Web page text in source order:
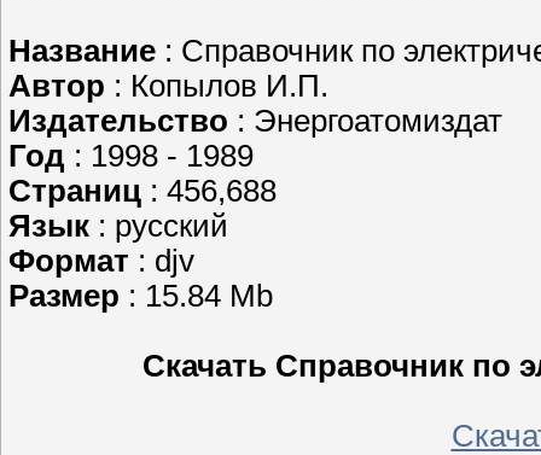
Название : Справочник по
Автор : Копылов И.П.
Издательство : Энергоатомиздат
Год : 1998 - 1989
Страниц : 456,688
Язык : русский
Формат : djv
Размер : 15.84 Mb
Скачать Справочник по